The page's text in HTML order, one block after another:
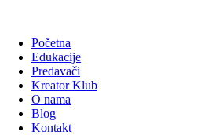
Početna
Edukacije
Predavači
Kreator Klub
O nama
Blog
Kontakt